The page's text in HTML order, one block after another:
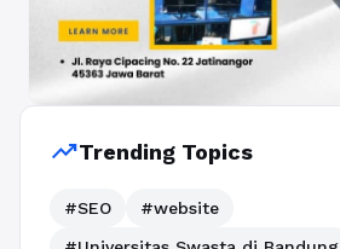
trending_upTrending Topics
#SEO
#website